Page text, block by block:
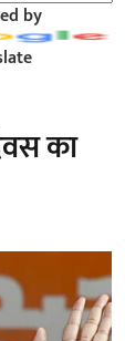
by
का